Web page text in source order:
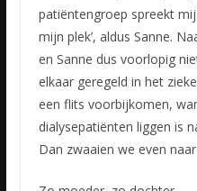
patiëntengroep spreekt
mijn plek’, aldus Sanne.
en Sanne dus voorlopig
elkaar geregeld in het
een flits voorbijkomen,
dialysepatiënten liggen is
Dan zwaaien we even naar